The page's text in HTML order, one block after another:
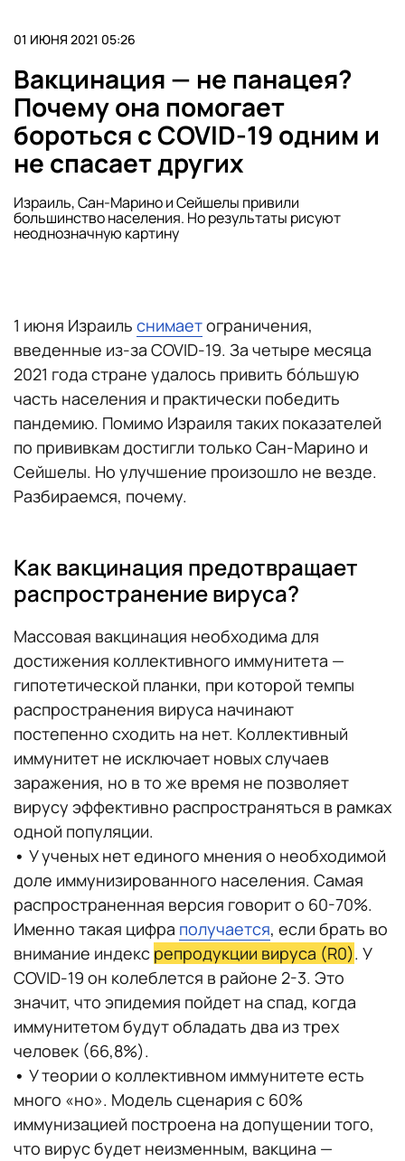
01 ИЮНЯ 2021 05:26
Вакцинация — не панацея?
Почему она помогает
бороться с COVID-19 одним и
не спасает других
Израиль, Сан-Марино и Сейшелы привили
большинство населения. Но результаты рисуют
неоднозначную картину
1 июня Израиль снимаетограничения,
введенные из-за COVID-19. За четыре месяца
2021 года стране удалось привить бóльшую
часть населения и практически победить
пандемию. Помимо Израиля таких показателей
по прививкам достигли только Сан-Марино и
Сейшелы. Но улучшение произошло не везде.
Разбираемся, почему.
Как вакцинация предотвращает
распространение вируса?
Массовая вакцинация необходима для
достижения коллективного иммунитета —
гипотетической планки, при которой темпы
распространения вируса начинают
постепенно сходить на нет. Коллективный
иммунитет не исключает новых случаев
заражения, но в то же время не позволяет
вирусу эффективно распространяться в рамках
одной популяции.
• У ученых нет единого мнения о необходимой
доле иммунизированного населения. Самая
распространенная версия говорит о 60-70%.
Именно такая цифра получается, если брать во
внимание индекс репродукции вируса (R0). У
COVID-19 он колеблется в районе 2-3. Это
значит, что эпидемия пойдет на спад, когда
иммунитетом будут обладать два из трех
человек (66,8%).
• У теории о коллективном иммунитете есть
много «но». Модель сценария с 60%
иммунизацией построена на допущении того,
что вирус будет неизменным, вакцина —